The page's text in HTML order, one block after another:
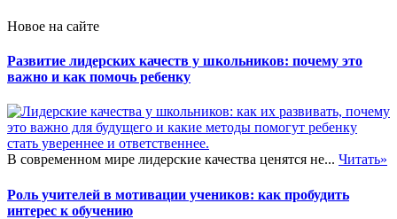
Новое на сайте
Развитие лидерских качеств у школьников: почему это
важно и как помочь ребенку
В современном мире лидерские качества ценятся не... Читать»
Роль учителей в мотивации учеников: как пробудить
интерес к обучению